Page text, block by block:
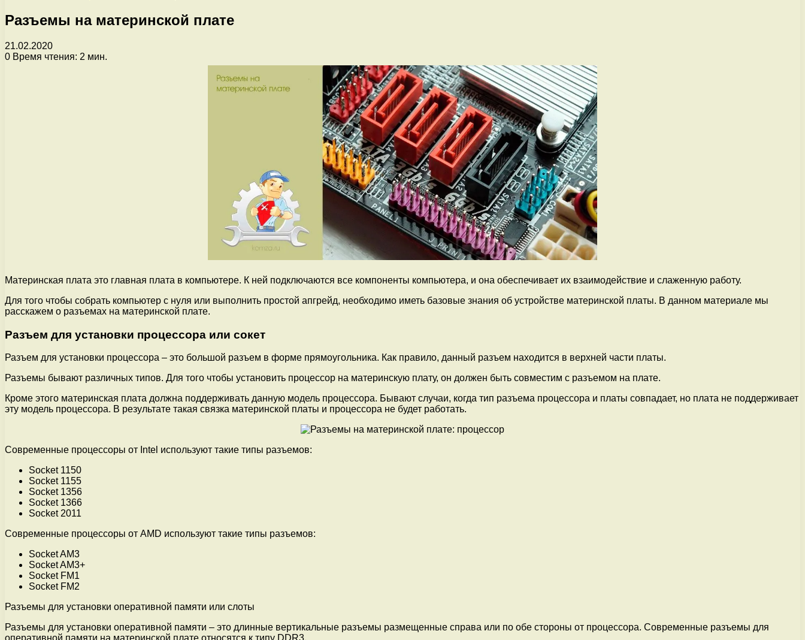
Разъемы на материнской плате
21.02.2020
0 Время чтения: 2 мин.
Материнская плата это главная плата в компьютере. К ней подключаются все компоненты компьютера, и она обеспечивает их взаимодействие и слаженную работу.
Для того чтобы собрать компьютер с нуля или выполнить простой апгрейд, необходимо иметь базовые знания об устройстве материнской платы. В данном материале мы
расскажем о разъемах на материнской плате.
Разъем для установки процессора или сокет
Разъем для установки процессора – это большой разъем в форме прямоугольника. Как правило, данный разъем находится в верхней части платы.
Разъемы бывают различных типов. Для того чтобы установить процессор на материнскую плату, он должен быть совместим с разъемом на плате.
Кроме этого материнская плата должна поддерживать данную модель процессора. Бывают случаи, когда тип разъема процессора и платы совпадает, но плата не поддерживает
эту модель процессора. В результате такая связка материнской платы и процессора не будет работать.
Современные процессоры от Intel используют такие типы разъемов:
Socket 1150
Socket 1155
Socket 1356
Socket 1366
Socket 2011
Современные процессоры от AMD используют такие типы разъемов:
Socket AM3
Socket AM3+
Socket FM1
Socket FM2
Разъемы для установки оперативной памяти или слоты
Разъемы для установки оперативной памяти – это длинные вертикальные разъемы размещенные справа или по обе стороны от процессора. Современные разъемы для